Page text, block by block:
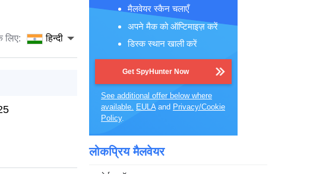
लिए: हिन्दी
मैलवेयर स्कैन चलाएँ
अपने मैक को ऑप्टिमाइज़ करें
डिस्क स्थान खाली करें
Get SpyHunter Now
See additional offer below where
available. EULAand Privacy/Cookie
Policy.
लोकप्रिय मैलवेयर